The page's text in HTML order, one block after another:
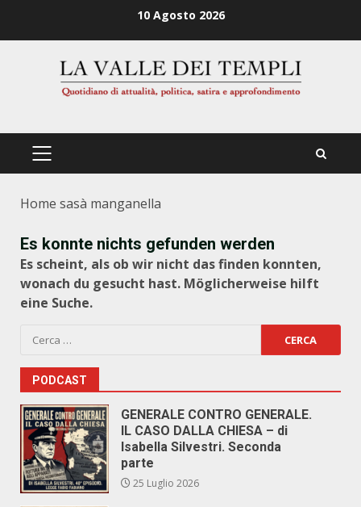
10 Agosto 2026
PRIMÄRES
Home sasà manganella
Es konnte nichts gefunden werden
Es scheint, als ob wir nicht das finden konnten,
wonach du gesucht hast. Möglicherweise hilft
eine Suche.
Ricerca
PODCAST
GENERALE CONTRO GENERALE.
IL CASO DALLA CHIESA – di
Isabella Silvestri. Seconda
parte
25 Luglio 2026